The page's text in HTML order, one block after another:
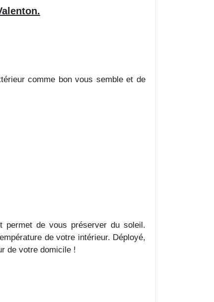
comme bon vous semble et de
permet de vous préserver du soleil.
de votre intérieur. Déployé,
de votre domicile !